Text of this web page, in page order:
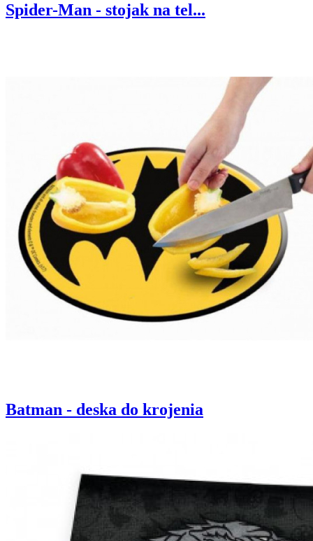
Spider-Man - stojak na tel...
Batman - deska do krojenia